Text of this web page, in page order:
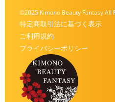
©2025 Kimono Beauty Fantasy All
特定商取引法に基づく表示
ご利用規約
プライバシーポリシー